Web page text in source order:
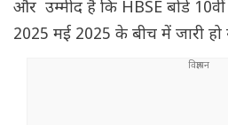
और उम्मीद है कि HBSE बोर्ड
2025 मई 2025 के बीच में जारी